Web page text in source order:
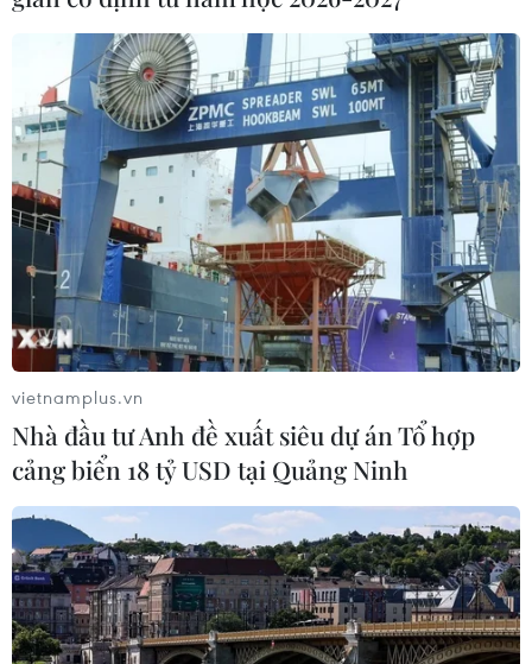
vietnamplus.vn
Nhà đầu tư Anh đề xuất siêu dự án Tổ hợp
cảng biển 18 tỷ USD tại Quảng Ninh